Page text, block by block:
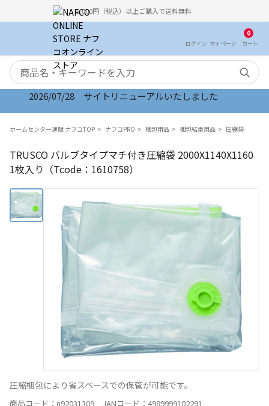
5,000円（税込）以上ご購入で送料無料
ログイン マイ ページ
0
カート
検索キーワード
2026/07/28 サイトリニューアルいたしました
ホームセンター通販 ナフコTOP ナフコPRO 梱包用品 梱包結束用品 圧縮袋
TRUSCO バルブタイプマチ付き圧縮袋 2000X1140X1160
1枚入り（Tcode：1610758）
圧縮梱包により省スペースでの保管が可能です。
商品コード：n92031309 JANコード：4989999102291